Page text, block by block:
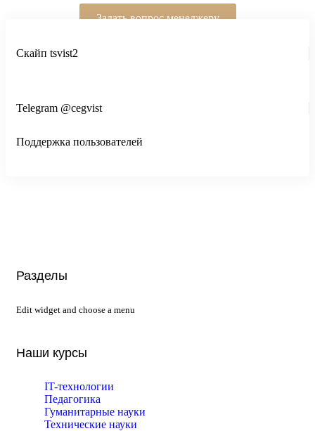
Задать вопрос менеджеру
Скайп tsvist2
Telegram @cegvist
Поддержка пользователей
Разделы
Edit widget and choose a menu
Наши курсы
IT-технологии
Педагогика
Гуманитарные науки
Технические науки